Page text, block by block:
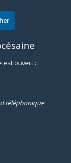
est ouvert :
téléphonique